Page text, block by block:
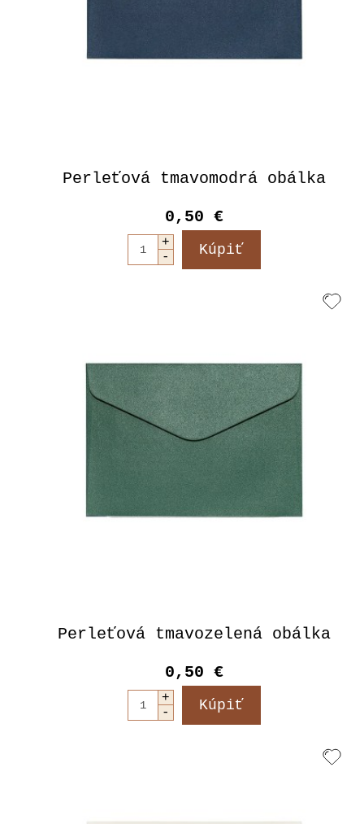
Perleťová tmavomodrá obálka
0,50 €
Perleťová tmavozelená obálka
0,50 €